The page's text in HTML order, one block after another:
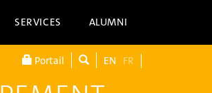
SERVICES ALUMNI
Portail EN FR